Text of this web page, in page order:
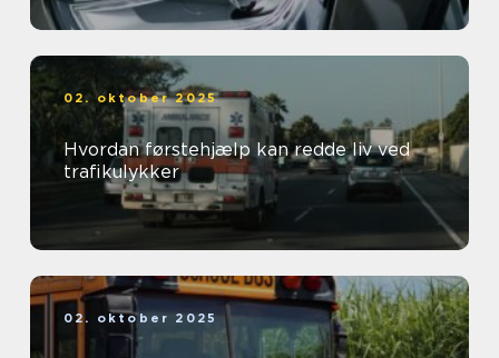
02. oktober 2025
Hvordan førstehjælp kan redde liv ved
trafikulykker
02. oktober 2025